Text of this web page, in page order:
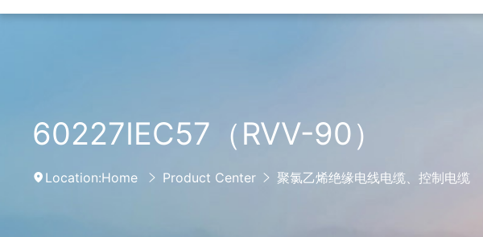
60227IEC57（RVV-90）
Location:Home Product Center 聚氯乙烯绝缘电线电缆、控制电缆